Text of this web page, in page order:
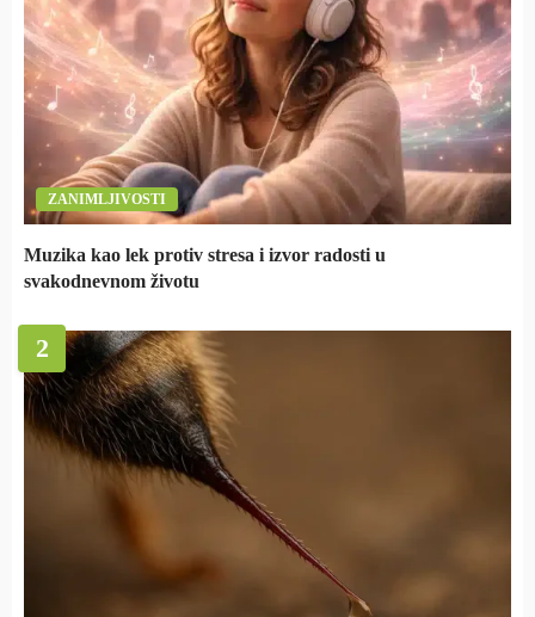
ZANIMLJIVOSTI
Muzika kao lek protiv stresa i izvor radosti u
svakodnevnom životu
2